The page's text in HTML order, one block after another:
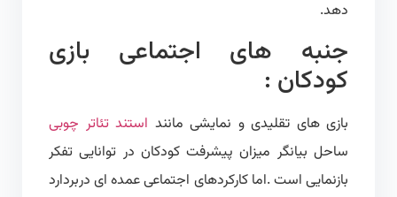
جنبه های اجتماعی بازی
کودکان :
بازی های تقلیدی و نمایشی ماننداستند تئاتر چوبی
ساحل بیانگر میزان پیشرفت کودکان در توانایی تفکر
بازنمایی است .اما کارکردهای اجتماعی عمده ای دربردارد